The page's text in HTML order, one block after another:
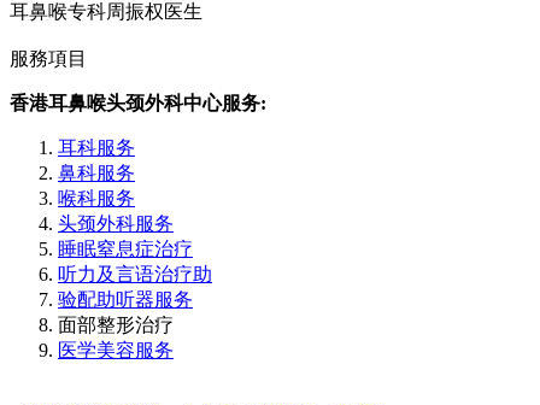
耳鼻喉专科周振权医生
服務項目
香港耳鼻喉头颈外科中心服务:
耳科服务
鼻科服务
喉科服务
头颈外科服务
睡眠窒息症治疗
听力及言语治疗助
验配助听器服务
面部整形治疗
医学美容服务